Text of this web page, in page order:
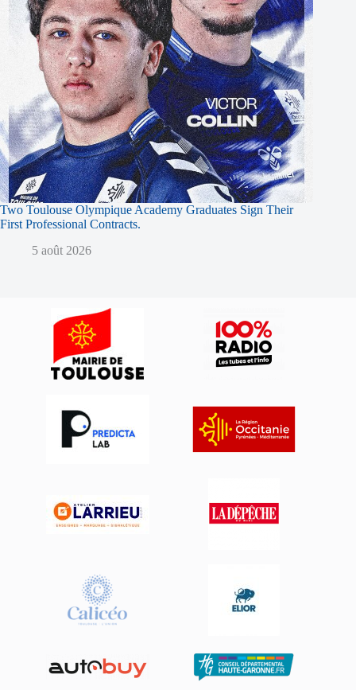
Two Toulouse Olympique Academy Graduates Sign Their
First Professional Contracts.
5 août 2026